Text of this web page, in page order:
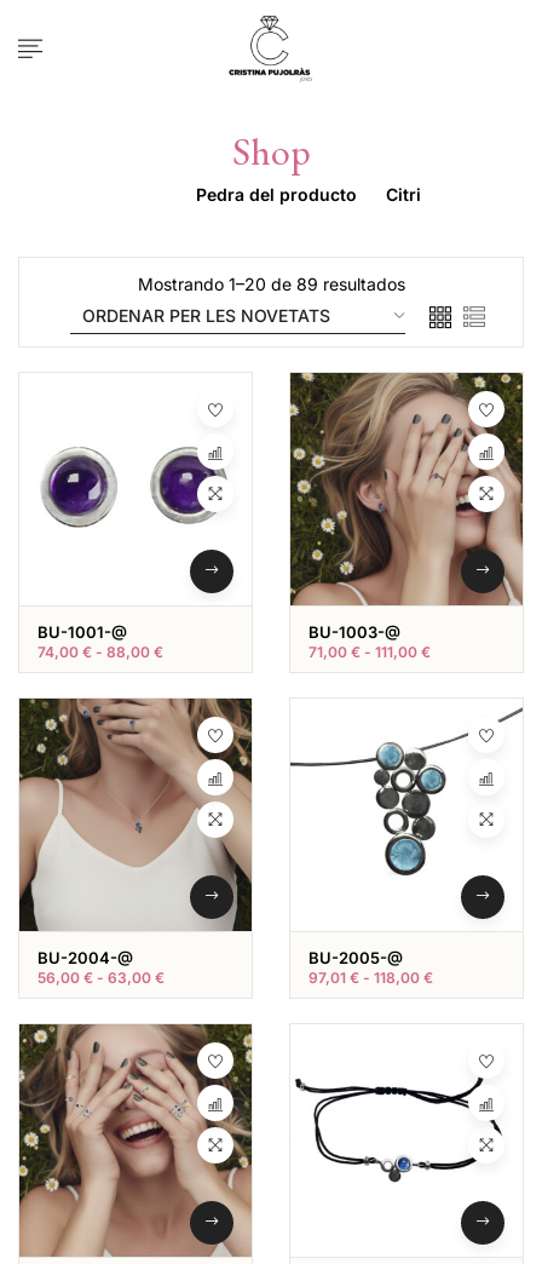
Shop
Pedra del producto Citri
Mostrando 1–20 de 89 resultados
BU-1001-@
74,00 € - 88,00 €
BU-1003-@
71,00 € - 111,00 €
BU-2004-@
56,00 € - 63,00 €
BU-2005-@
97,01 € - 118,00 €